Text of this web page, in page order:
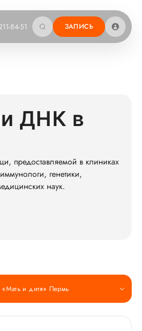
84-51 ЗАПИСЬ
ДНК в
предоставляемой в клиниках
генетики,
наук.
«Мать и дитя» Пермь